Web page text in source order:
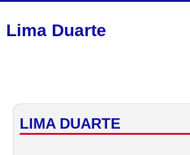
Lima Duarte
LIMA DUARTE